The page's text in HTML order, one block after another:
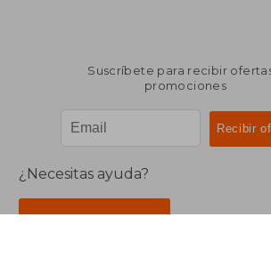
Suscríbete para recibir
promociones
¿Necesitas ayuda?